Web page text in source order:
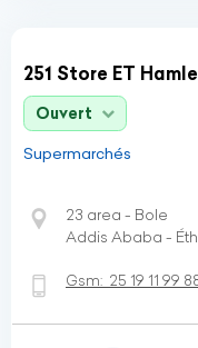
251 Store ET
Ouvert
Supermarchés
23 area - Bole
Addis Ababa -
Gsm: 25 19 11 99